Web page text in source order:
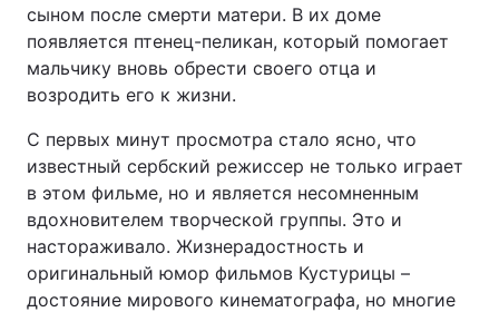
сыном после смерти матери. В их доме
появляется птенец-пеликан, который помогает
мальчику вновь обрести своего отца и
возродить его к жизни.
С первых минут просмотра стало ясно, что
известный сербский режиссер не только играет
в этом фильме, но и является несомненным
вдохновителем творческой группы. Это и
настораживало. Жизнерадостность и
оригинальный юмор фильмов Кустурицы –
достояние мирового кинематографа, но многие